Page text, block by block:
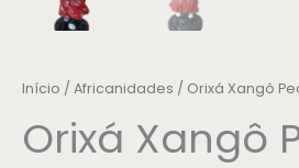
Início / Africanidades / Orixá Xangô
Orixá Xangô